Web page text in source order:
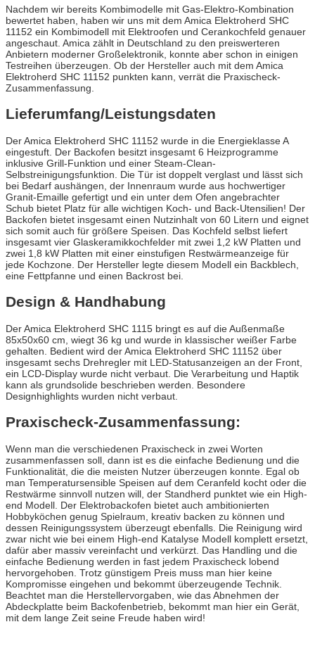
Nachdem wir bereits Kombimodelle mit Gas-Elektro-Kombination
bewertet haben, haben wir uns mit dem Amica Elektroherd SHC
11152 ein Kombimodell mit Elektroofen und Cerankochfeld genauer
angeschaut. Amica zählt in Deutschland zu den preiswerteren
Anbietern moderner Großelektronik, konnte aber schon in einigen
Testreihen überzeugen. Ob der Hersteller auch mit dem Amica
Elektroherd SHC 11152 punkten kann, verrät die Praxischeck-
Zusammenfassung.
Lieferumfang/Leistungsdaten
Der Amica Elektroherd SHC 11152 wurde in die Energieklasse A
eingestuft. Der Backofen besitzt insgesamt 6 Heizprogramme
inklusive Grill-Funktion und einer Steam-Clean-
Selbstreinigungsfunktion. Die Tür ist doppelt verglast und lässt sich
bei Bedarf aushängen, der Innenraum wurde aus hochwertiger
Granit-Emaille gefertigt und ein unter dem Ofen angebrachter
Schub bietet Platz für alle wichtigen Koch- und Back-Utensilien! Der
Backofen bietet insgesamt einen Nutzinhalt von 60 Litern und eignet
sich somit auch für größere Speisen. Das Kochfeld selbst liefert
insgesamt vier Glaskeramikkochfelder mit zwei 1,2 kW Platten und
zwei 1,8 kW Platten mit einer einstufigen Restwärmeanzeige für
jede Kochzone. Der Hersteller legte diesem Modell ein Backblech,
eine Fettpfanne und einen Backrost bei.
Design & Handhabung
Der Amica Elektroherd SHC 1115 bringt es auf die Außenmaße
85x50x60 cm, wiegt 36 kg und wurde in klassischer weißer Farbe
gehalten. Bedient wird der Amica Elektroherd SHC 11152 über
insgesamt sechs Drehregler mit LED-Statusanzeigen an der Front,
ein LCD-Display wurde nicht verbaut. Die Verarbeitung und Haptik
kann als grundsolide beschrieben werden. Besondere
Designhighlights wurden nicht verbaut.
Praxischeck-Zusammenfassung:
Wenn man die verschiedenen Praxischeck in zwei Worten
zusammenfassen soll, dann ist es die einfache Bedienung und die
Funktionalität, die die meisten Nutzer überzeugen konnte. Egal ob
man Temperatursensible Speisen auf dem Ceranfeld kocht oder die
Restwärme sinnvoll nutzen will, der Standherd punktet wie ein High-
end Modell. Der Elektrobackofen bietet auch ambitionierten
Hobbyköchen genug Spielraum, kreativ backen zu können und
dessen Reinigungssystem überzeugt ebenfalls. Die Reinigung wird
zwar nicht wie bei einem High-end Katalyse Modell komplett ersetzt,
dafür aber massiv vereinfacht und verkürzt. Das Handling und die
einfache Bedienung werden in fast jedem Praxischeck lobend
hervorgehoben. Trotz günstigem Preis muss man hier keine
Kompromisse eingehen und bekommt überzeugende Technik.
Beachtet man die Herstellervorgaben, wie das Abnehmen der
Abdeckplatte beim Backofenbetrieb, bekommt man hier ein Gerät,
mit dem lange Zeit seine Freude haben wird!